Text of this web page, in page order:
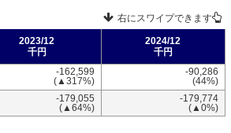
右にスワイプできます
2023/12
千円
2024/12
千円
-162,599
(▲317%)
-90,286
(44%)
-179,055
(▲64%)
-179,774
(▲0%)